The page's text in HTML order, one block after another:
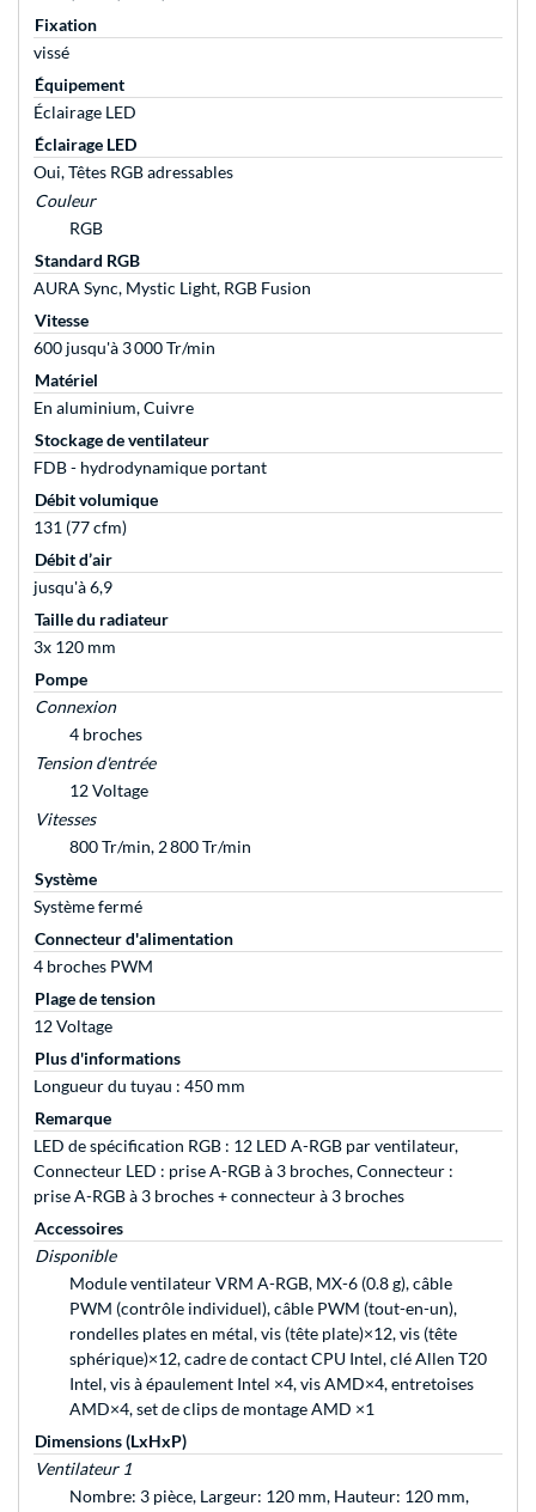
Fixation
vissé
Équipement
Éclairage LED
Éclairage LED
Oui, Têtes RGB adressables
Couleur
RGB
Standard RGB
AURA Sync, Mystic Light, RGB Fusion
Vitesse
600 jusqu'à 3 000 Tr/min
Matériel
En aluminium, Cuivre
Stockage de ventilateur
FDB - hydrodynamique portant
Débit volumique
131 (77 cfm)
Débit d’air
jusqu'à 6,9
Taille du radiateur
3x 120 mm
Pompe
Connexion
4 broches
Tension d'entrée
12 Voltage
Vitesses
800 Tr/min, 2 800 Tr/min
Système
Système fermé
Connecteur d'alimentation
4 broches PWM
Plage de tension
12 Voltage
Plus d'informations
Longueur du tuyau : 450 mm
Remarque
LED de spécification RGB : 12 LED A-RGB par ventilateur,
Connecteur LED : prise A-RGB à 3 broches, Connecteur :
prise A-RGB à 3 broches + connecteur à 3 broches
Accessoires
Disponible
Module ventilateur VRM A-RGB, MX-6 (0.8 g), câble
PWM (contrôle individuel), câble PWM (tout-en-un),
rondelles plates en métal, vis (tête plate)×12, vis (tête
sphérique)×12, cadre de contact CPU Intel, clé Allen T20
Intel, vis à épaulement Intel ×4, vis AMD×4, entretoises
AMD×4, set de clips de montage AMD ×1
Dimensions (LxHxP)
Ventilateur 1
Nombre: 3 pièce, Largeur: 120 mm, Hauteur: 120 mm,